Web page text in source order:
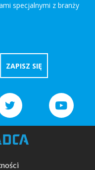
specjalnymi z branży